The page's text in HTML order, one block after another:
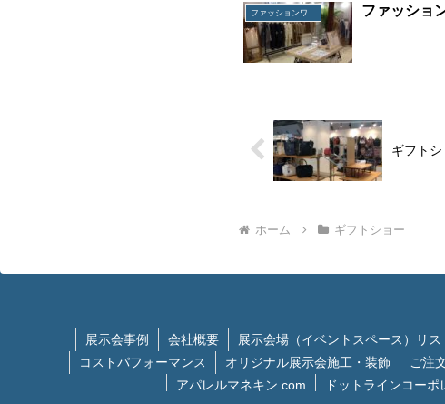
ファッションワールド ファッショ
ギフトシ
ホーム ギフトショー
展示会事例 会社概要 展示会場（イベントスペース）リス
コストパフォーマンス
オリジナル展示会施工・装飾 ご注
アパレルマネキン.com
ドットラインコーポ